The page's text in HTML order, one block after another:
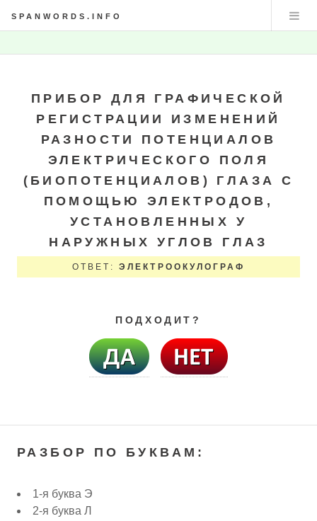
SPANWORDS.INFO
ПРИБОР ДЛЯ ГРАФИЧЕСКОЙ
РЕГИСТРАЦИИ ИЗМЕНЕНИЙ
РАЗНОСТИ ПОТЕНЦИАЛОВ
ЭЛЕКТРИЧЕСКОГО ПОЛЯ
(БИОПОТЕНЦИАЛОВ) ГЛАЗА С
ПОМОЩЬЮ ЭЛЕКТРОДОВ,
УСТАНОВЛЕННЫХ У
НАРУЖНЫХ УГЛОВ ГЛАЗ
ОТВЕТ:ЭЛЕКТРООКУЛОГРАФ
ПОДХОДИТ?
РАЗБОР ПО БУКВАМ:
1-я буква Э
2-я буква Л